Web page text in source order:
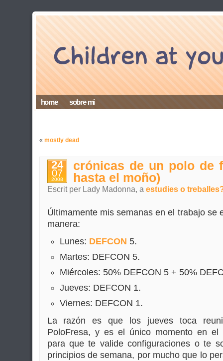
home sobre mi
« mostly dead
24
07
2008
crónicas de un polo de
hasta el moño)
Escrit per Lady Madonna, a estudies o
Últimamente mis semanas en el trabajo se
manera:
Lunes: DEFCON 5.
Martes: DEFCON 5.
Miércoles: 50% DEFCON 5 + 50%
Jueves: DEFCON 1.
Viernes: DEFCON 1.
La razón es que los jueves toca
PoloFresa, y es el único momento en
para que te valide configuraciones o te
principios de semana, por mucho que lo